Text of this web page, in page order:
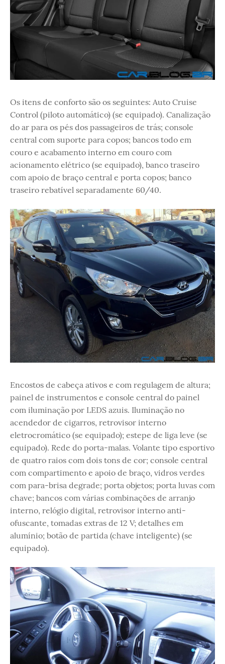
Os itens de conforto são os seguintes: Auto Cruise
Control (piloto automático) (se equipado). Canalização
do ar para os pés dos passageiros de trás; console
central com suporte para copos; bancos todo em
couro e acabamento interno em couro com
acionamento elétrico (se equipado), banco traseiro
com apoio de braço central e porta copos; banco
traseiro rebatível separadamente 60/40.
Encostos de cabeça ativos e com regulagem de altura;
painel de instrumentos e console central do painel
com iluminação por LEDS azuis. Iluminação no
acendedor de cigarros, retrovisor interno
eletrocromático (se equipado); estepe de liga leve (se
equipado). Rede do porta-malas. Volante tipo esportivo
de quatro raios com dois tons de cor; console central
com compartimento e apoio de braço, vidros verdes
com para-brisa degrade; porta objetos; porta luvas com
chave; bancos com várias combinações de arranjo
interno, relógio digital, retrovisor interno anti-
ofuscante, tomadas extras de 12 V; detalhes em
alumínio; botão de partida (chave inteligente) (se
equipado).